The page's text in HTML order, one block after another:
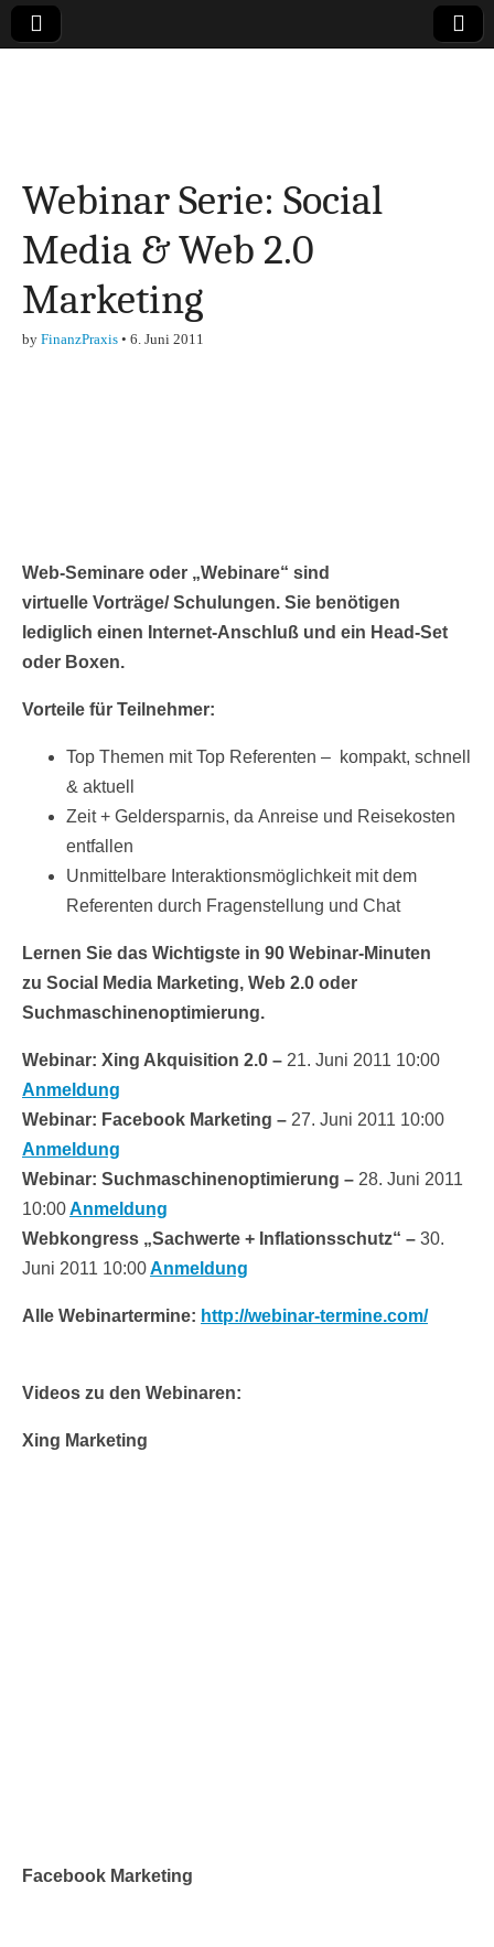
Finanzen,
Marketing-, Vertrieb-
& Investment-Tipps
Webinar Serie: Social
Media & Web 2.0
Marketing
by FinanzPraxis • 6. Juni 2011
Web-Seminare oder „Webinare“ sind
virtuelle Vorträge/ Schulungen. Sie benötigen
lediglich einen Internet-Anschluß und ein Head-Set
oder Boxen.
Vorteile für Teilnehmer:
Top Themen mit Top Referenten – kompakt, schnell
& aktuell
Zeit + Geldersparnis, da Anreise und Reisekosten
entfallen
Unmittelbare Interaktionsmöglichkeit mit dem
Referenten durch Fragenstellung und Chat
Lernen Sie das Wichtigste in 90 Webinar-Minuten
zu Social Media Marketing, Web 2.0 oder
Suchmaschinenoptimierung.
Webinar: Xing Akquisition 2.0 – 21. Juni 2011 10:00
Anmeldung
Webinar: Facebook Marketing – 27. Juni 2011 10:00
Anmeldung
Webinar: Suchmaschinenoptimierung – 28. Juni 2011
10:00Anmeldung
Webkongress „Sachwerte + Inflationsschutz“ – 30.
Juni 2011 10:00Anmeldung
Alle Webinartermine: http://webinar-termine.com/
Videos zu den Webinaren:
Xing Marketing
Facebook Marketing